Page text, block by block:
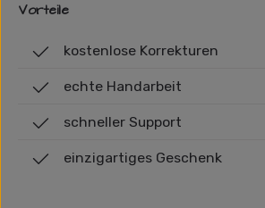
Vorteile
kostenlose Korrekturen
echte Handarbeit
schneller Support
einzigartiges Geschenk